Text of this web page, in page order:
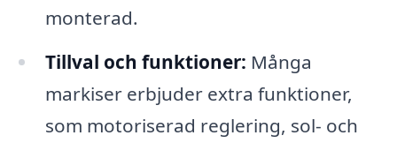
monterad.
Tillval och funktioner: Många
markiser erbjuder extra funktioner,
som motoriserad reglering, sol- och